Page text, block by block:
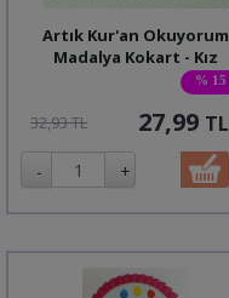
% 15
Artık Kur'an Okuyorum
Madalya Kokart - Kız
32,93 TL 27,99 TL